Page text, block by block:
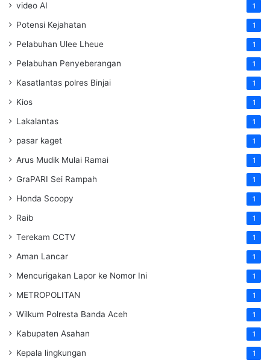
video AI 1
Potensi Kejahatan 1
Pelabuhan Ulee Lheue 1
Pelabuhan Penyeberangan 1
Kasatlantas polres Binjai 1
Kios 1
Lakalantas 1
pasar kaget 1
Arus Mudik Mulai Ramai 1
GraPARI Sei Rampah 1
Honda Scoopy 1
Raib 1
Terekam CCTV 1
Aman Lancar 1
Mencurigakan Lapor ke Nomor Ini 1
METROPOLITAN 1
Wilkum Polresta Banda Aceh 1
Kabupaten Asahan 1
Kepala lingkungan 1